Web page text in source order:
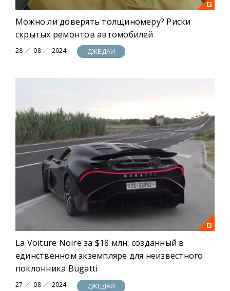
Можно ли доверять толщиномеру? Риски
скрытых ремонтов автомобилей
28 08 2024 ДЖЕДАИ
La Voiture Noire за $18 млн: созданный в
единственном экземпляре для неизвестного
поклонника Bugatti
27 08 2024 ДЖЕДАИ